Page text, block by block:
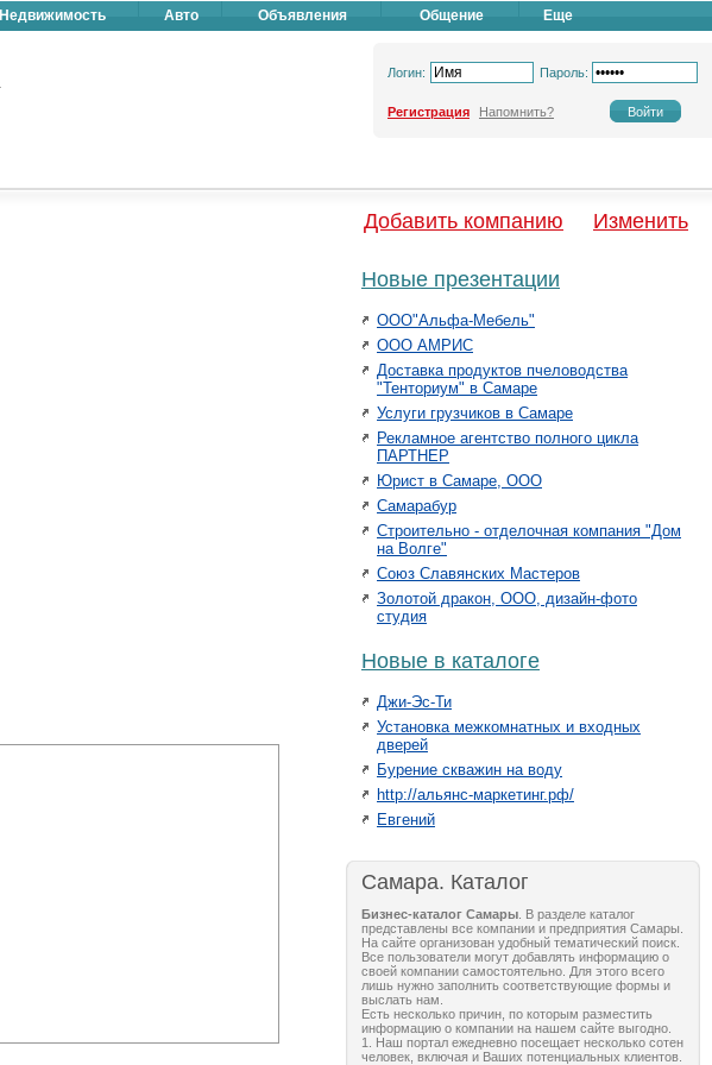
Недвижимость Авто Объявления Общение Еще
Логин: Пароль:
Регистрация Напомнить?
Добавить компанию Изменить
Новые презентации
ООО"Альфа-Мебель"
ООО АМРИС
Доставка продуктов пчеловодства
"Тенториум" в Самаре
Услуги грузчиков в Самаре
Рекламное агентство полного цикла
ПАРТНЕР
Юрист в Самаре, ООО
Самарабур
Строительно - отделочная компания "Дом
на Волге"
Союз Славянских Мастеров
Золотой дракон, ООО, дизайн-фото
студия
Новые в каталоге
Джи-Эс-Ти
Установка межкомнатных и входных
дверей
Бурение скважин на воду
http://альянс-маркетинг.рф/
Евгений
Самара. Каталог
Бизнес-каталог Самары . В разделе каталог
представлены все компании и предприятия Самары.
На сайте организован удобный тематический поиск.
Все пользователи могут добавлять информацию о
своей компании самостоятельно. Для этого всего
лишь нужно заполнить соответствующие формы и
выслать нам.
Есть несколько причин, по которым разместить
информацию о компании на нашем сайте выгодно.
1. Наш портал ежедневно посещает несколько сотен
человек, включая и Ваших потенциальных клиентов.